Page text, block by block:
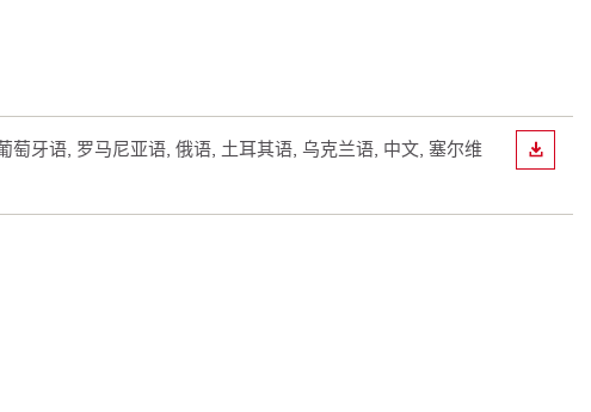
萄牙语, 罗马尼亚语, 俄语, 土耳其语, 乌克兰语, 中文, 塞尔维
下载